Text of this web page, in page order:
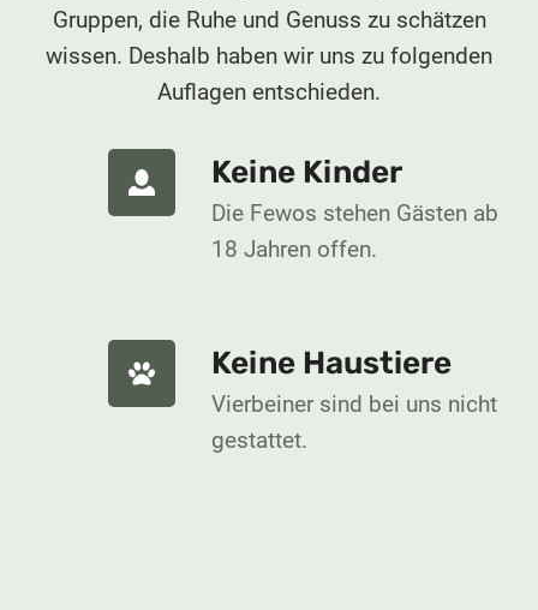
Gruppen, die Ruhe und Genuss zu schätzen
wissen. Deshalb haben wir uns zu folgenden
Auflagen entschieden.
Keine Kinder
Die Fewos stehen Gästen ab
18 Jahren offen.
Keine Haustiere
Vierbeiner sind bei uns nicht
gestattet.